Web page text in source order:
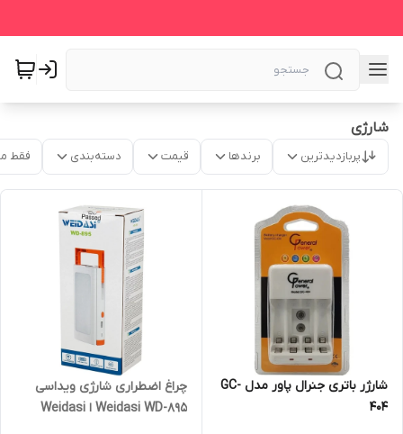
شارژی
پربازدیدترین برندها قیمت دسته‌بندی فقط
شارژر باتری جنرال پاور مدل GC-
404
چراغ اضطراری شارژی ویداسی
Weidasi WD-895 ا Weidasi